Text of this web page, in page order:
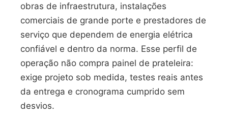
obras de infraestrutura, instalações
comerciais de grande porte e prestadores de
serviço que dependem de energia elétrica
confiável e dentro da norma. Esse perfil de
operação não compra painel de prateleira:
exige projeto sob medida, testes reais antes
da entrega e cronograma cumprido sem
desvios.